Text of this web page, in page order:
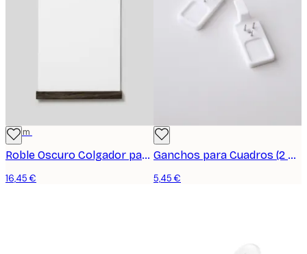
22 cm
Roble Oscuro Colgador para póster
16,45 €
Ganchos para Cuadros (2 piezas)
5,45 €